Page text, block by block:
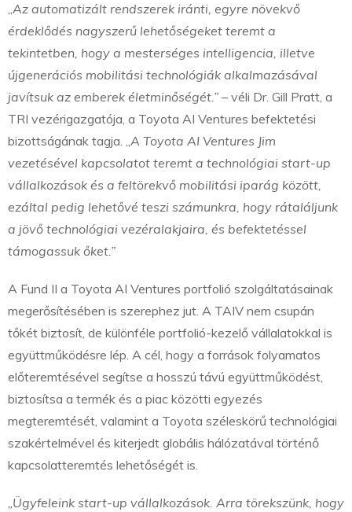
„Az automatizált rendszerek iránti, egyre növekvő
érdeklődés nagyszerű lehetőségeket teremt a
tekintetben, hogy a mesterséges intelligencia, illetve
újgenerációs mobilitási technológiák alkalmazásával
javítsuk az emberek életminőségét.” – véli Dr. Gill Pratt, a
TRI vezérigazgatója, a Toyota AI Ventures befektetési
bizottságának tagja. „A Toyota AI Ventures Jim
vezetésével kapcsolatot teremt a technológiai start-up
vállalkozások és a feltörekvő mobilitási iparág között,
ezáltal pedig lehetővé teszi számunkra, hogy rátaláljunk
a jövő technológiai vezéralakjaira, és befektetéssel
támogassuk őket.”
A Fund II a Toyota AI Ventures portfolió szolgáltatásainak
megerősítésében is szerephez jut. A TAIV nem csupán
tőkét biztosít, de különféle portfolió-kezelő vállalatokkal is
együttműködésre lép. A cél, hogy a források folyamatos
előteremtésével segítse a hosszú távú együttműködést,
biztosítsa a termék és a piac közötti egyezés
megteremtését, valamint a Toyota széleskörű technológiai
szakértelmével és kiterjedt globális hálózatával történő
kapcsolatteremtés lehetőségét is.
„Ügyfeleink start-up vállalkozások. Arra törekszünk, hogy